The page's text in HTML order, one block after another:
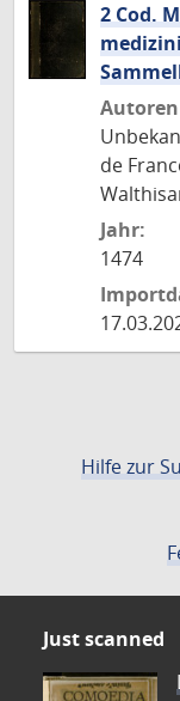
2 Cod.
Autoren
de
Jahr:
1474
Hilfe zur
Just scanned